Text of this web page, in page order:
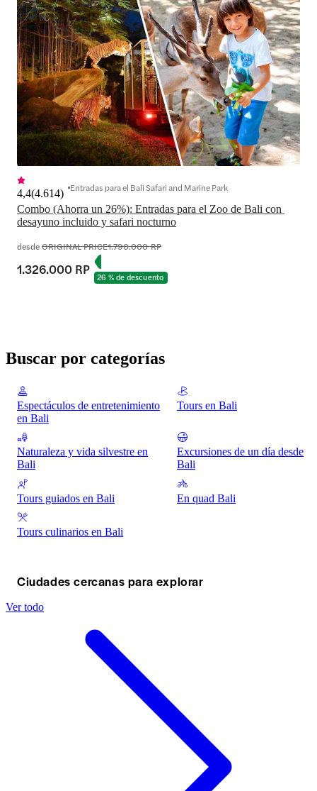
Combo (Ahorra un 26%): Entradas para el Zoo de Bali con
desayuno incluido y safari nocturno
4,4(4.614) Entradas para el Bali Safari and Marine Park
desdeORIGINAL PRICE1.790.000 RP
1.326.000 RP 26 % de descuento
Buscar por categorías
Espectáculos de entretenimiento
en Bali
Tours en Bali
Naturaleza y vida silvestre en
Bali
Excursiones de un día desde
Bali
Tours guiados en Bali En quad Bali
Tours culinarios en Bali
Ciudades cercanas para explorar
Ver todo